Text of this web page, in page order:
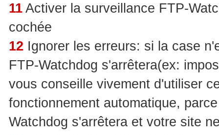
11Activer la surveillance FTP-
cochée
12 Ignorer les erreurs: si la case
FTP-Watchdog s'arrêtera(ex:
vous conseille vivement d'utiliser
fonctionnement automatique,
Watchdog s'arrêtera et votre site